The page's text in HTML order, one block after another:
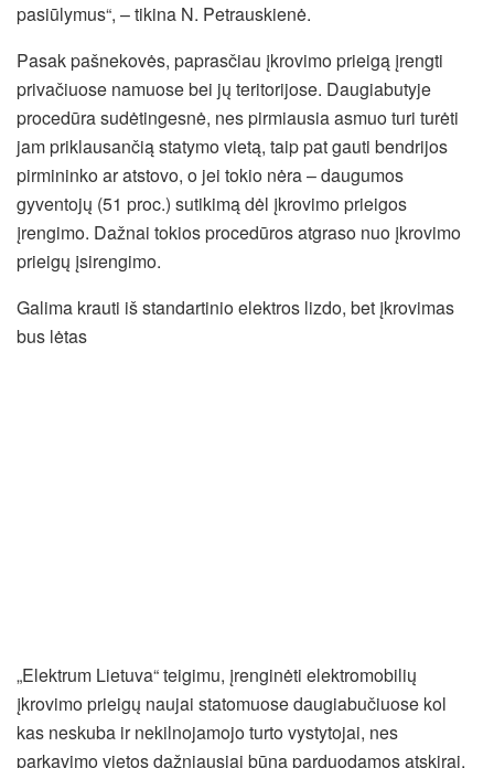
pasiūlymus“, – tikina N. Petrauskienė.
Pasak pašnekovės, paprasčiau įkrovimo prieigą įrengti
privačiuose namuose bei jų teritorijose. Daugiabutyje
procedūra sudėtingesnė, nes pirmiausia asmuo turi turėti
jam priklausančią statymo vietą, taip pat gauti bendrijos
pirmininko ar atstovo, o jei tokio nėra – daugumos
gyventojų (51 proc.) sutikimą dėl įkrovimo prieigos
įrengimo. Dažnai tokios procedūros atgraso nuo įkrovimo
prieigų įsirengimo.
Galima krauti iš standartinio elektros lizdo, bet įkrovimas
bus lėtas
„Elektrum Lietuva“ teigimu, įrenginėti elektromobilių
įkrovimo prieigų naujai statomuose daugiabučiuose kol
kas neskuba ir nekilnojamojo turto vystytojai, nes
parkavimo vietos dažniausiai būna parduodamos atskirai,